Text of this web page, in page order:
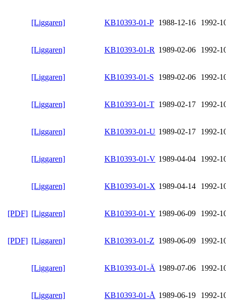
[Liggaren] KB10393-01-P 1988-12-16 1992-
[Liggaren] KB10393-01-R 1989-02-06 1992-
[Liggaren] KB10393-01-S 1989-02-06 1992-
[Liggaren] KB10393-01-T 1989-02-17 1992-
[Liggaren] KB10393-01-U 1989-02-17 1992-
[Liggaren] KB10393-01-V 1989-04-04 1992-
[Liggaren] KB10393-01-X 1989-04-14 1992-
[PDF] [Liggaren] KB10393-01-Y 1989-06-09 1992-
[PDF] [Liggaren] KB10393-01-Z 1989-06-09 1992-
[Liggaren] KB10393-01-Ä 1989-07-06 1992-
[Liggaren] KB10393-01-Å 1989-06-19 1992-